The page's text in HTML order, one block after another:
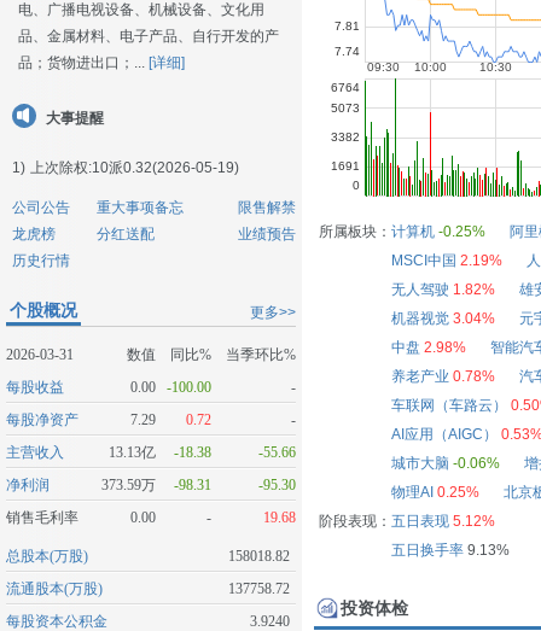
电、广播电视设备、机械设备、文化用
品、金属材料、电子产品、自行开发的产
品；货物进出口；... [详细]
大事提醒
1) 上次除权:10派0.32(2026-05-19)
公司公告 重大事项备忘
限售解禁
龙虎榜
分红送配
业绩预告
历史行情
更多>>
个股概况
2026-03-31 数值 同比%
当季环比%
每股收益
0.00 -100.00
-
每股净资产
7.29 0.72
-
主营收入
13.13亿 -18.38
-55.66
净利润
373.59万 -98.31
-95.30
销售毛利率
0.00 - 19.68
总股本(万股)
158018.82
流通股本(万股)
137758.72
每股资本公积金
3.9240
所属板块： 计算机 -0.25%
阿
MSCI中国 2.19%
无人驾驶 1.82%
雄
机器视觉 3.04%
元
中盘 2.98%
智能汽
养老产业 0.78%
汽
车联网（车路云）
AI应用（AIGC）
城市大脑 -0.06%
物理AI 0.25%
北京
阶段表现： 五日表现 5.12%
五日换手率9.13%
投资体检